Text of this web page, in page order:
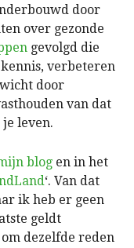
door
over gezonde
gevolgd die
verbeteren
door
van dat
leven.
blog en in het
‘. Van dat
ik heb er geen
geldt
dezelfde reden